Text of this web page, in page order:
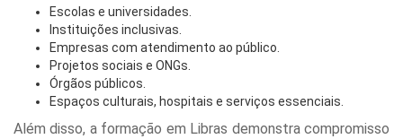
Escolas e universidades.
Instituições inclusivas.
Empresas com atendimento ao público.
Projetos sociais e ONGs.
Órgãos públicos.
Espaços culturais, hospitais e serviços essenciais.
Além disso, a formação em Libras demonstra compromisso